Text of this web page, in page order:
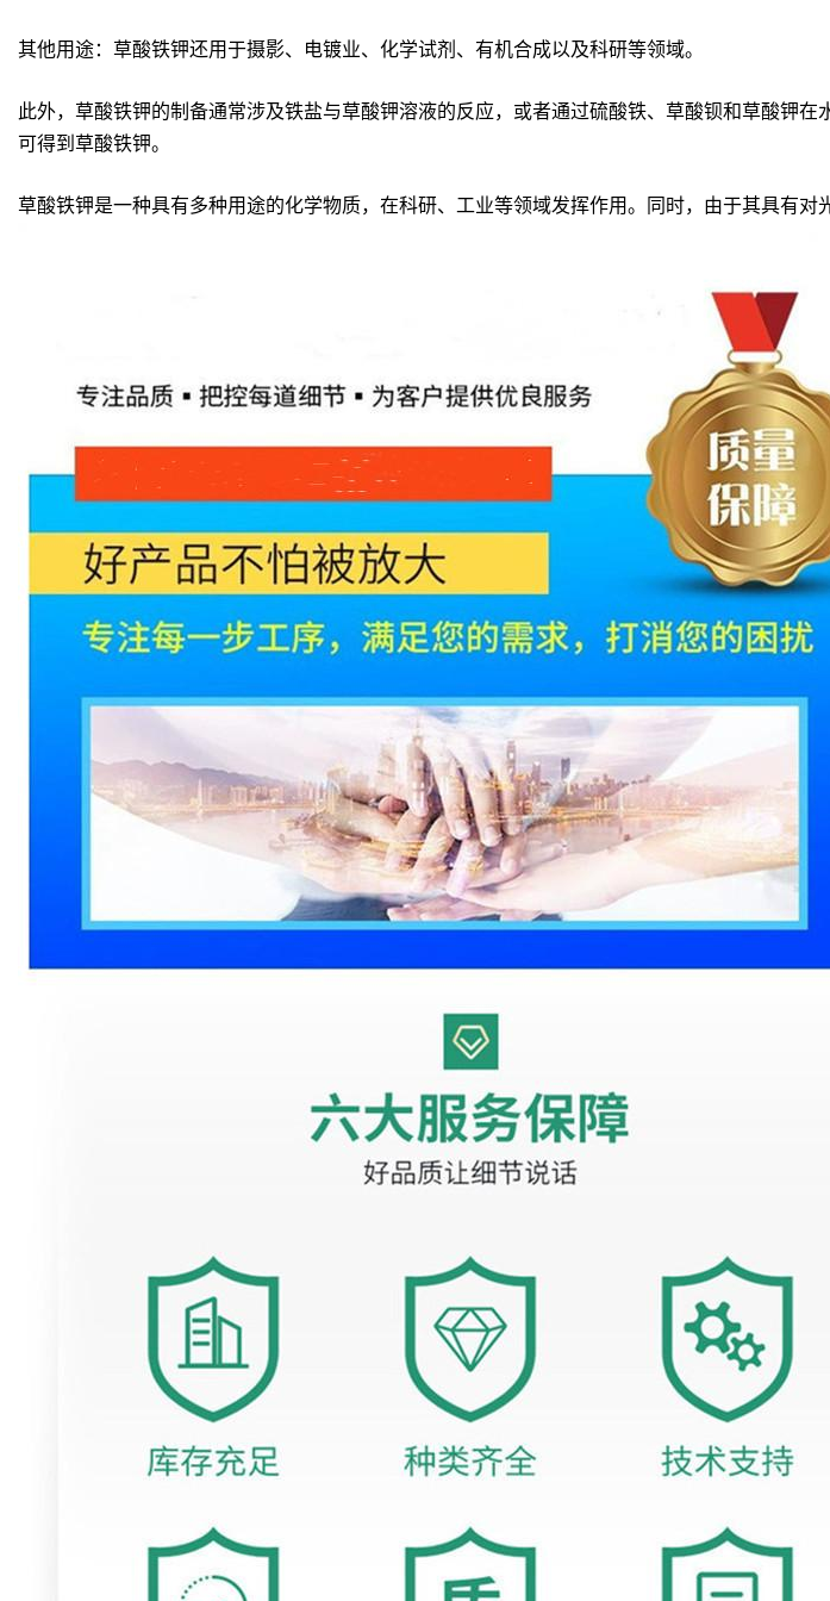
其他用途：草酸铁钾还用于摄影、电镀业、化学试剂、有机合成以及科研等领域。
此外，草酸铁钾的制备通常涉及铁盐与草酸钾溶液的反应，或者通过硫酸铁、草酸钡和草酸钾
可得到草酸铁钾。
草酸铁钾是一种具有多种用途的化学物质，在科研、工业等领域发挥作用。同时，由于其具有